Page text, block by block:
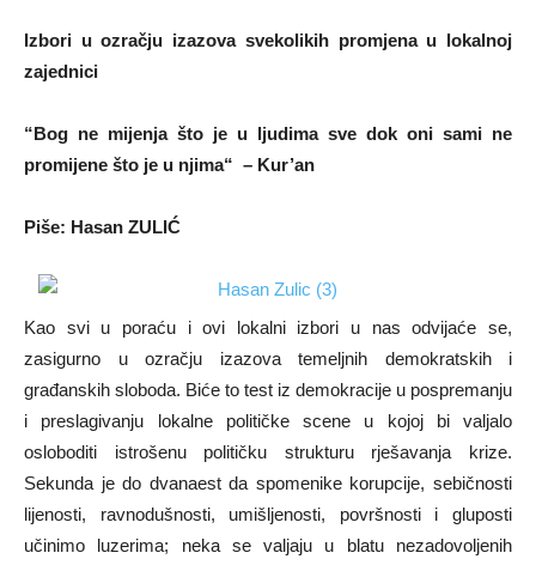
Izbori u ozračju izazova svekolikih promjena u lokalnoj
zajednici
“Bog ne mijenja što je u ljudima sve dok oni sami ne
promijene što je u njima“ – Kur’an
Piše: Hasan ZULIĆ
Kao svi u poraću i ovi lokalni izbori u nas odvijaće se,
zasigurno u ozračju izazova temeljnih demokratskih i
građanskih sloboda. Biće to test iz demokracije u pospremanju
i preslagivanju lokalne političke scene u kojoj bi valjalo
osloboditi istrošenu političku strukturu rješavanja krize.
Sekunda je do dvanaest da spomenike korupcije, sebičnosti
lijenosti, ravnodušnosti, umišljenosti, površnosti i gluposti
učinimo luzerima; neka se valjaju u blatu nezadovoljenih